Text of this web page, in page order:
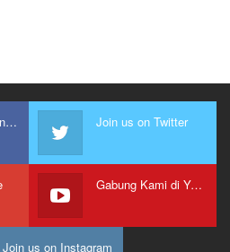
Bergabung dengan kami Join us on Twitter
Gabung Kami di Youtube
Join us on Instagram